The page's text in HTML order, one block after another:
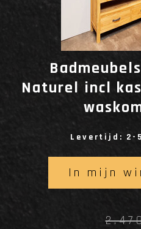
Naturel incl
Levertijd: 2-
In mijn